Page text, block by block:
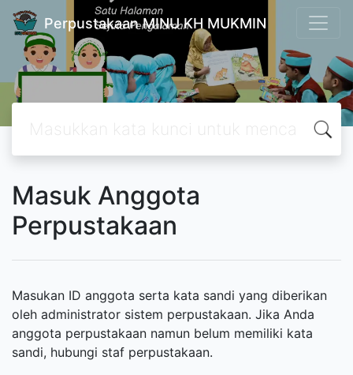
Perpustakaan MINU KH MUKMIN
Masuk Anggota
Perpustakaan
Masukan ID anggota serta kata sandi yang diberikan
oleh administrator sistem perpustakaan. Jika Anda
anggota perpustakaan namun belum memiliki kata
sandi, hubungi staf perpustakaan.